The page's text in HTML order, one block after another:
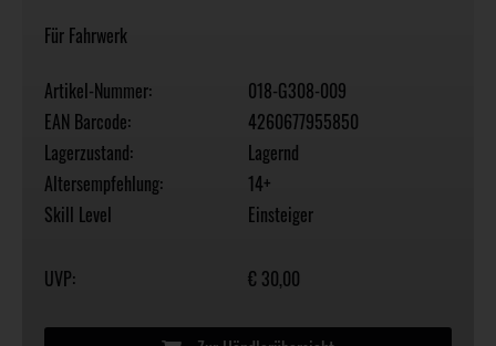
Für Fahrwerk
Artikel-Nummer:
018-G308-009
EAN Barcode:
4260677955850
Lagerzustand:
Lagernd
Altersempfehlung:
14+
Skill Level
Einsteiger
UVP: € 30,00